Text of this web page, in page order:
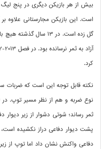
بیش از هر بازیکن دیگری در پنج لیگ
است. این بازیکن مجارستانی علاوه
گل زده است. در 13 سال
کرد.
نکته قابل توجه این است که ضربات
نوع ضربه و هم از نظر مسیر توپ. در
ثمر رساند؛ شوتی دشوار از زیر
پشت دیوار دفاعی دراز نکشیده است،
دفاعی واکنش نشان داد اما توپ از